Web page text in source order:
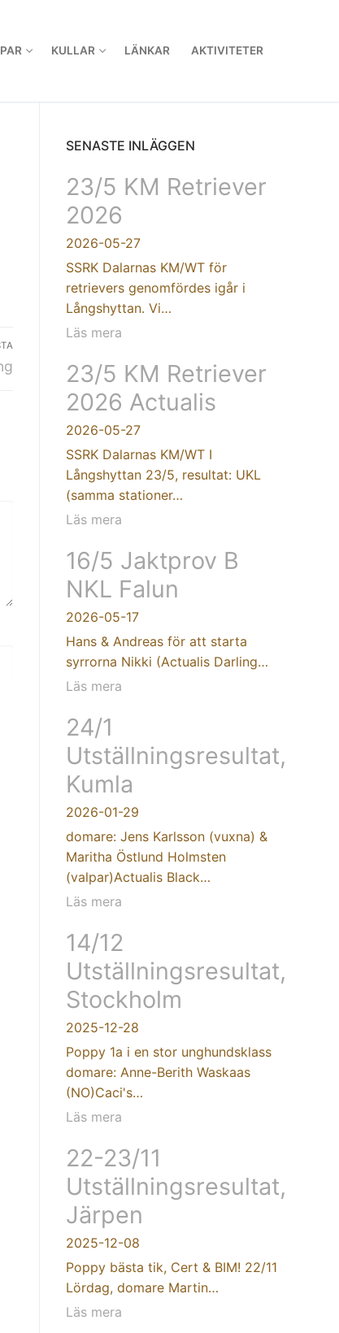
KULLAR LÄNKAR AKTIVITETER
SENASTE INLÄGGEN
23/5 KM Retriever
2026
2026-05-27
SSRK Dalarnas KM/WT för
retrievers genomfördes igår i
Långshyttan. Vi…
Läs mera
23/5 KM Retriever
2026 Actualis
2026-05-27
SSRK Dalarnas KM/WT I
Långshyttan 23/5, resultat: UKL
(samma stationer…
Läs mera
16/5 Jaktprov B
NKL Falun
2026-05-17
Hans & Andreas för att starta
syrrorna Nikki (Actualis Darling…
Läs mera
24/1
Utställningsresultat,
Kumla
2026-01-29
domare: Jens Karlsson (vuxna) &
Maritha Östlund Holmsten
(valpar)Actualis Black…
Läs mera
14/12
Utställningsresultat,
Stockholm
2025-12-28
Poppy 1a i en stor unghundsklass
domare: Anne-Berith Waskaas
(NO)Caci's…
Läs mera
22-23/11
Utställningsresultat,
Järpen
2025-12-08
Poppy bästa tik, Cert & BIM! 22/11
Lördag, domare Martin…
Läs mera